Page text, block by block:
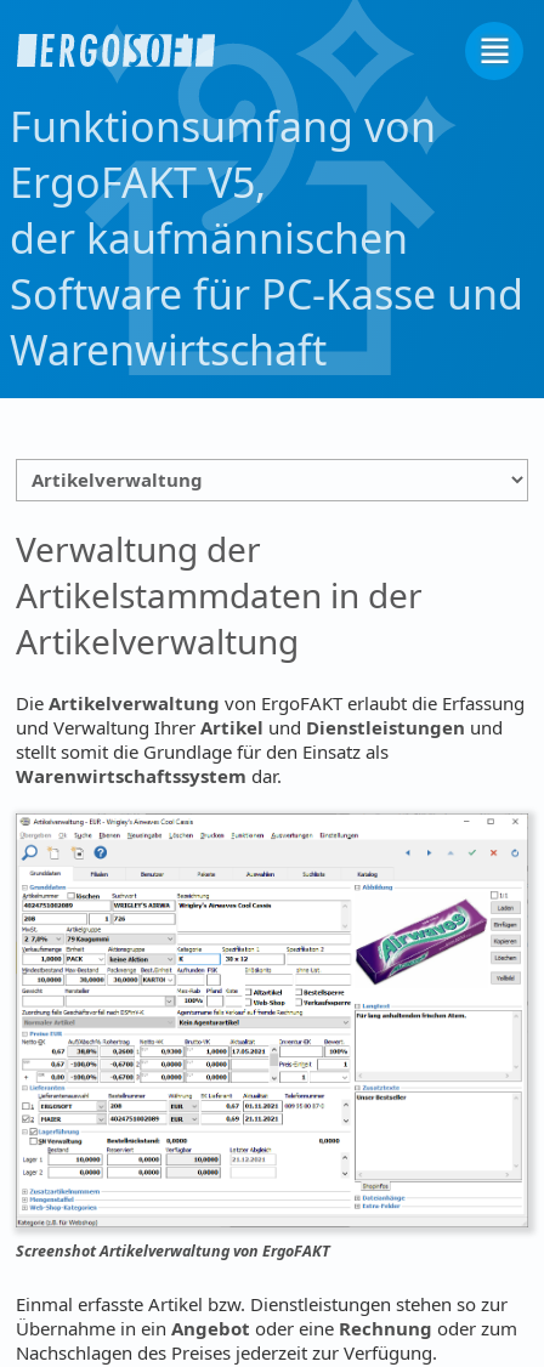
Funktionsumfang von
ErgoFAKT V5,
der kaufmännischen
Software für PC-Kasse und
Warenwirtschaft
Verwaltung der
Artikelstammdaten in der
Artikelverwaltung
DieArtikelverwaltung von ErgoFAKT erlaubt die Erfassung
und Verwaltung IhrerArtikel und Dienstleistungen und
stellt somit die Grundlage für den Einsatz als
Warenwirtschaftssystem dar.
Screenshot Artikelverwaltung von ErgoFAKT
Einmal erfasste Artikel bzw. Dienstleistungen stehen so zur
Übernahme in einAngebot oder eine Rechnung oder zum
Nachschlagen des Preises jederzeit zur Verfügung.